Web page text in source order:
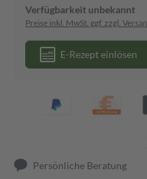
Verfügbarkeit unbekannt
Preise inkl. MwSt. ggf. zzgl.
E-Rezept einlösen
Persönliche Beratung